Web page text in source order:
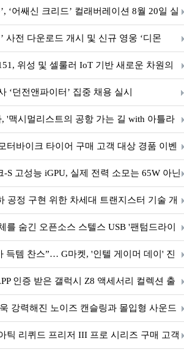
‘어쌔신 크리드’ 컬래버레이션 8월 20일 실
사전 다운로드 개시 및 신규 영웅 ‘디몬
위성 및 셀룰러 IoT 기반 새로운 차원의
원‘던전앤파이터’ 집중 채용 실시
'맥시멀리스트의 공항 가는 길 with 아틀라
터바이크 타이어 구매 고객 대상 경품 이벤
-S 고성능 iGPU, 실제 전력 소모는 65W 아닌
공정 구현 위한 차세대 트랜지스터 기술 개
를 숨긴 오픈소스 스텔스 USB '팬텀드라이
득템 찬스”… G마켓, '인텔 게이머 데이' 진
인증 받은 갤럭시 Z8 액세서리 컬렉션 출
강력해진 노이즈 캔슬링과 몰입형 사운드
출시
틱 리퀴드 프리저 III 프로 시리즈 구매 고객